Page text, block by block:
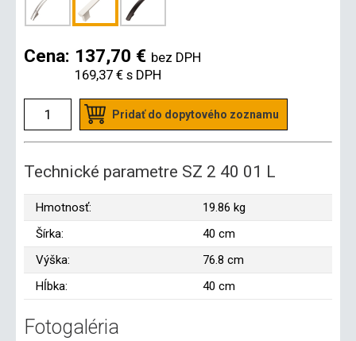
Cena: 137,70 € bez DPH
169,37 € s DPH
Pridať do dopytového zoznamu
Technické parametre SZ 2 40 01 L
Hmotnosť:
19.86 kg
Šírka:
40 cm
Výška:
76.8 cm
Hĺbka:
40 cm
Fotogaléria